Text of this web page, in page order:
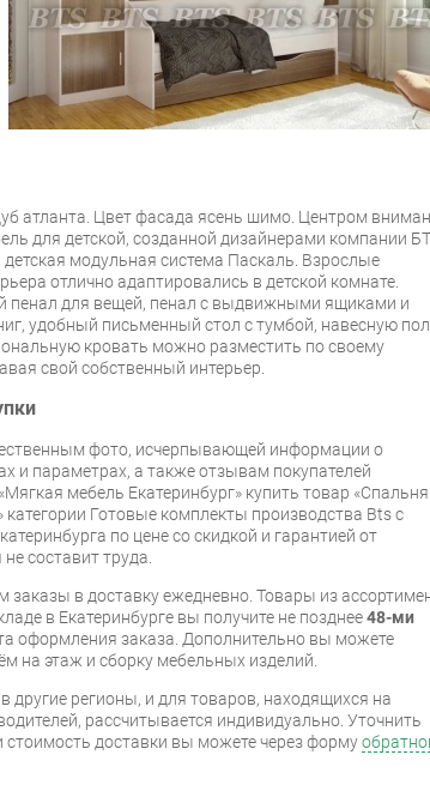
атланта. Цвет фасада ясень шимо. Центром
для детской, созданной дизайнерами компании
детская модульная система Паскаль. Взрослые
отлично адаптировались в детской комнате.
пенал для вещей, пенал с выдвижными ящиками и
удобный письменный стол с тумбой, навесную
кровать можно разместить по своему
свой собственный интерьер.
фото, исчерпывающей информации о
и параметрах, а также отзывам покупателей
мебель Екатеринбург» купить товар «Спальня
категории Готовые комплекты производства Bts с
по цене со скидкой и гарантией от
составит труда.
в доставку ежедневно. Товары из
в Екатеринбурге вы получите не позднее48-ми
оформления заказа. Дополнительно вы можете
на этаж и сборку мебельных изделий.
другие регионы, и для товаров, находящихся на
рассчитывается индивидуально. Уточнить
стоимость доставки вы можете через форму